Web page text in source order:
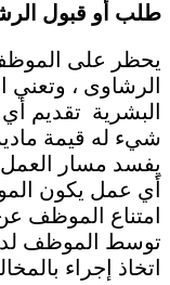
طلب أو قبول
يحظر على
الرشاوى ، وتعني
البشرية تقديم
شيء له قيمة
يِفسد مسار العمل
أي عمل يكون
امتناع الموظف
توسط الموظف
اتخاذ إجراء